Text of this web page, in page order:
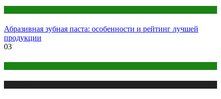
Абразивная зубная паста: особенности и рейтинг лучшей
продукции
03